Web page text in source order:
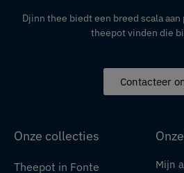
Djinn thee biedt een breed scala
theepot vinden die
Contacteer
Onze collecties
Theepot in Fonte
Mijn